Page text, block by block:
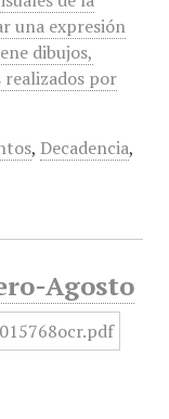
una expresión
dibujos,
realizados por
, Decadencia,
Agosto